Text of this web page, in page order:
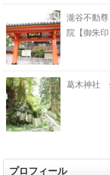
瀧谷不動
院【御朱印
葛木神社
プロフィール